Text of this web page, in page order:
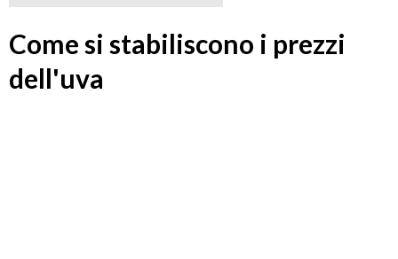
Come si stabiliscono i prezzi
dell'uva